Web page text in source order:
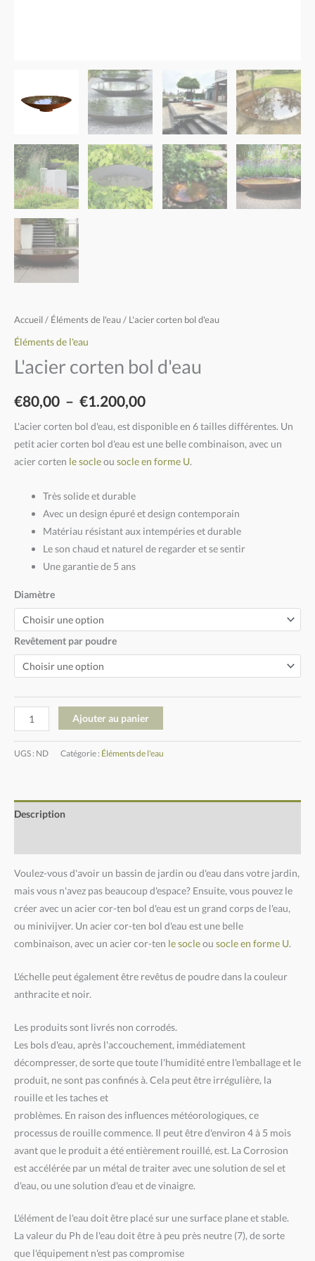
Accueil / Éléments de l'eau / L'acier corten bol d'eau
Éléments de l'eau
L'acier corten bol d'eau
€80,00 – €1.200,00
L'acier corten bol d'eau, est disponible en 6 tailles différentes. Un
petit acier corten bol d'eau est une belle combinaison, avec un
acier corten le socleou socle en forme U.
Très solide et durable
Avec un design épuré et design contemporain
Matériau résistant aux intempéries et durable
Le son chaud et naturel de regarder et se sentir
Une garantie de 5 ans
Diamètre
Revêtement par poudre
Ajouter au panier
UGS : ND Catégorie : Éléments de l'eau
Description
Voulez-vous d'avoir un bassin de jardin ou d'eau dans votre jardin,
mais vous n'avez pas beaucoup d'espace? Ensuite, vous pouvez le
créer avec un acier cor-ten bol d'eau est un grand corps de l'eau,
ou minivijver. Un acier cor-ten bol d'eau est une belle
combinaison, avec un acier cor-ten le socleou socle en forme U.
L'échelle peut également être revêtus de poudre dans la couleur
anthracite et noir.
Les produits sont livrés non corrodés.
Les bols d'eau, après l'accouchement, immédiatement
décompresser, de sorte que toute l'humidité entre l'emballage et le
produit, ne sont pas confinés à. Cela peut être irrégulière, la
rouille et les taches et
problèmes. En raison des influences météorologiques, ce
processus de rouille commence. Il peut être d'environ 4 à 5 mois
avant que le produit a été entièrement rouillé, est. La Corrosion
est accélérée par un métal de traiter avec une solution de sel et
d'eau, ou une solution d'eau et de vinaigre.
L'élément de l'eau doit être placé sur une surface plane et stable.
La valeur du Ph de l'eau doit être à peu près neutre (7), de sorte
que l'équipement n'est pas compromise